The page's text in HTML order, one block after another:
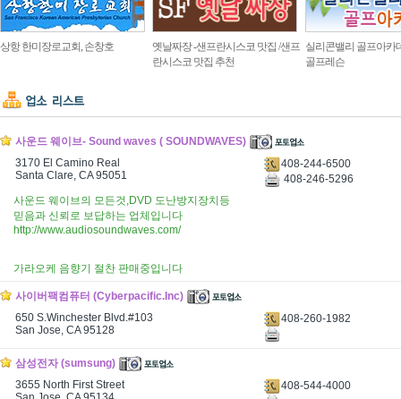
상항 한미장로교회, 손창호
옛날짜장 -샌프란시스코 맛집 /샌프
란시스코 맛집 추천
실리콘밸리 골프아카
골프레슨
사운드 웨이브- Sound waves ( SOUNDWAVES)
3170 El Camino Real
Santa Clare, CA 95051
408-244-6500
408-246-5296
사운드 웨이브의 모든것,DVD 도난방지장치등
믿음과 신뢰로 보답하는 업체입니다
http://www.audiosoundwaves.com/
가라오케 음향기 절찬 판매중입니다
사이버팩컴퓨터 (Cyberpacific.Inc)
650 S.Winchester Blvd.#103
San Jose, CA 95128
408-260-1982
삼성전자 (sumsung)
3655 North First Street
408-544-4000